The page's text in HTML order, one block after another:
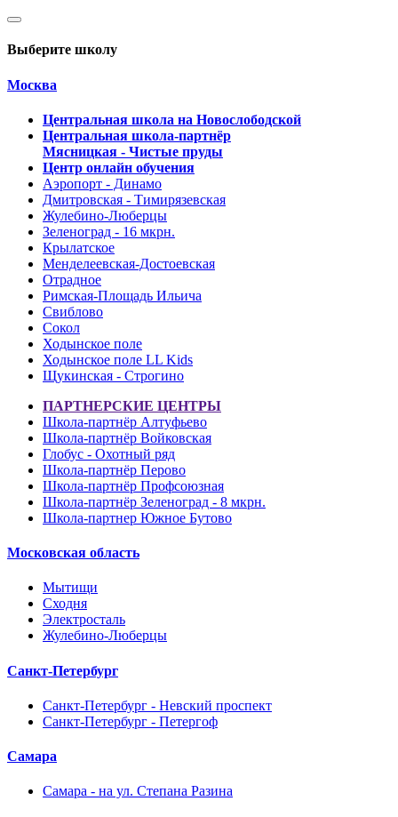
Выберите школу
Москва
Центральная школа на Новослободской
Центральная школа-партнёр
Мясницкая - Чистые пруды
Центр онлайн обучения
Аэропорт - Динамо
Дмитровская - Тимирязевская
Жулебино-Люберцы
Зеленоград - 16 мкрн.
Крылатское
Менделеевская-Достоевская
Отрадное
Римская-Площадь Ильича
Свиблово
Сокол
Ходынское поле
Ходынское поле LL Kids
Щукинская - Строгино
ПАРТНЕРСКИЕ ЦЕНТРЫ
Школа-партнёр Алтуфьево
Школа-партнёр Войковская
Глобус - Охотный ряд
Школа-партнёр Перово
Школа-партнёр Профсоюзная
Школа-партнёр Зеленоград - 8 мкрн.
Школа-партнер Южное Бутово
Московская область
Мытищи
Сходня
Электросталь
Жулебино-Люберцы
Санкт-Петербург
Санкт-Петербург - Невский проспект
Санкт-Петербург - Петергоф
Самара
Самара - на ул. Степана Разина